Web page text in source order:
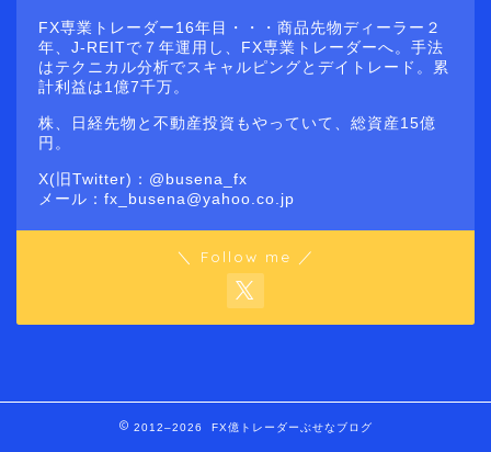
FX専業トレーダー16年目・・・商品先物ディーラー２
年、J-REITで７年運用し、FX専業トレーダーへ。手法
はテクニカル分析でスキャルピングとデイトレード。累
計利益は1億7千万。
株、日経先物と不動産投資もやっていて、総資産15億
円。
X(旧Twitter)：@busena_fx
メール：fx_busena@yahoo.co.jp
＼ Follow me ／
2012–2026 FX億トレーダーぶせなブログ